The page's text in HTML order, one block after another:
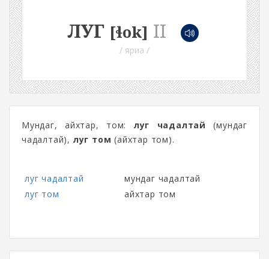
ЛУГ [ɬok] II
/ яриа /
Мундаг, айхтар, том: луг чадалтай
(мундаг
чадалтай), луг том (айхтар том).
луг чадалтай
мундаг чадалтай
луг том
айхтар том